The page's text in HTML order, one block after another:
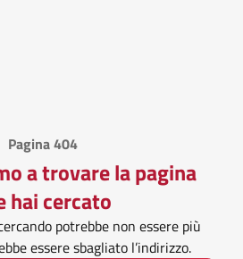
Pagina 404
a trovare la pagina
hai cercato
potrebbe non essere più
essere sbagliato l’indirizzo.